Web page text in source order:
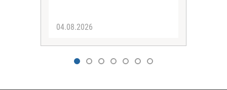
04.08.2026